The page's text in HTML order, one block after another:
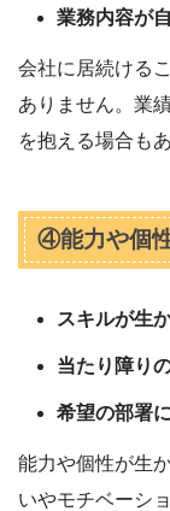
業務内容が
会社に居続ける
ありません。業
を抱える場合も
④能力や個
スキルが生
当たり障り
希望の部署
能力や個性が生
いやモチベーシ